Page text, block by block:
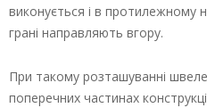
виконується і в протилежному
грані направляють вгору.
При такому розташуванні
поперечних частинах